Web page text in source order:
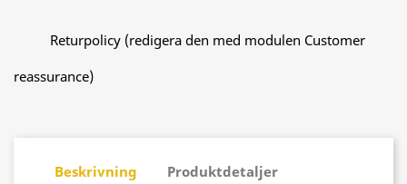
Returpolicy (redigera den med modulen Customer
reassurance)
Beskrivning Produktdetaljer